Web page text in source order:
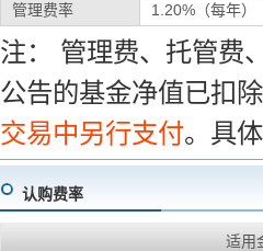
管理费率 1.20%（每年）
注： 管理费、托管费
公告的基金净值已扣
交易中另行支付。具
认购费率
适用